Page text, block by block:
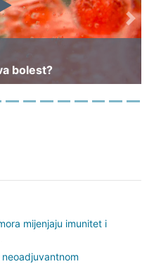
bolest?
Next
mijenjaju imunitet i